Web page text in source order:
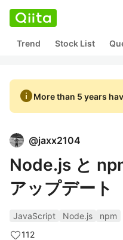
Trend Stock List
infoMore than 5 years
@jaxx2104
Node.js と
アップデート
JavaScript Node.js
npm
112